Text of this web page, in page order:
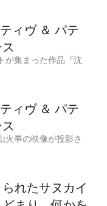
が集まった作品『沈
火事の映像が投影さ
れたサヌカイ